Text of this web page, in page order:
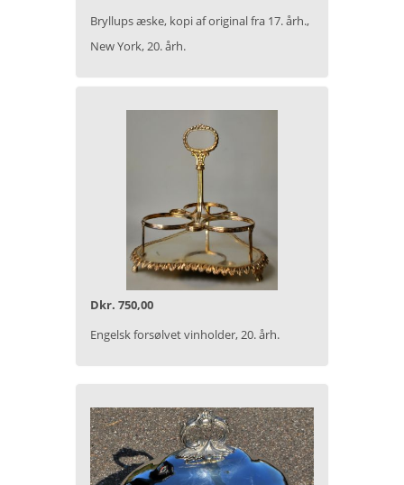
Bryllups æske, kopi af original fra 17. årh.,
New York, 20. årh.
Dkr. 750,00
Engelsk forsølvet vinholder, 20. årh.